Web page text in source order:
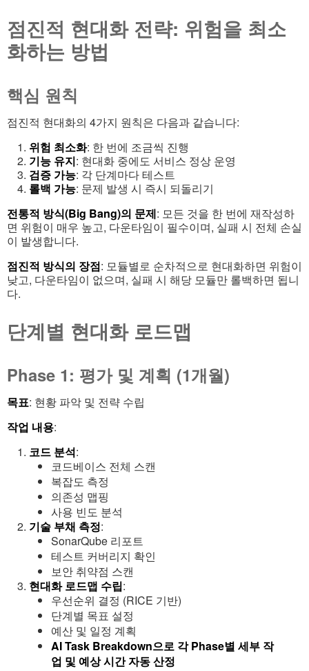
점진적 현대화 전략: 위험을 최소
화하는 방법
핵심 원칙
점진적 현대화의 4가지 원칙은 다음과 같습니다:
위험 최소화: 한 번에 조금씩 진행
기능 유지: 현대화 중에도 서비스 정상 운영
검증 가능: 각 단계마다 테스트
롤백 가능: 문제 발생 시 즉시 되돌리기
전통적 방식(Big Bang)의 문제: 모든 것을 한 번에 재작성하
면 위험이 매우 높고, 다운타임이 필수이며, 실패 시 전체 손실
이 발생합니다.
점진적 방식의 장점: 모듈별로 순차적으로 현대화하면 위험이
낮고, 다운타임이 없으며, 실패 시 해당 모듈만 롤백하면 됩니
다.
단계별 현대화 로드맵
Phase 1: 평가 및 계획 (1개월)
목표: 현황 파악 및 전략 수립
작업 내용:
코드 분석:
코드베이스 전체 스캔
복잡도 측정
의존성 맵핑
사용 빈도 분석
기술 부채 측정:
SonarQube 리포트
테스트 커버리지 확인
보안 취약점 스캔
현대화 로드맵 수립:
우선순위 결정 (RICE 기반)
단계별 목표 설정
예산 및 일정 계획
AI Task Breakdown으로 각 Phase별 세부 작
업 및 예상 시간 자동 산정